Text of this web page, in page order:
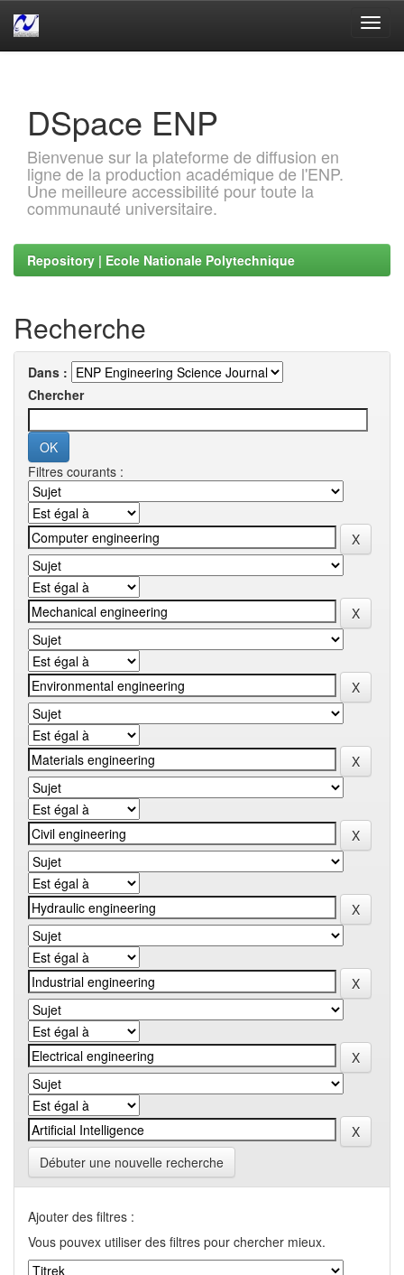
DSpace ENP
Bienvenue sur la plateforme de diffusion en
ligne de la production académique de l'ENP.
Une meilleure accessibilité pour toute la
communauté universitaire.
Repository | Ecole Nationale Polytechnique
Recherche
Dans :
Chercher
Filtres courants :
Débuter une nouvelle recherche
Ajouter des filtres :
Vous pouvex utiliser des filtres pour chercher mieux.